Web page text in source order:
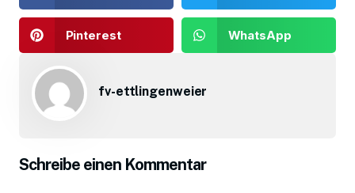
Pinterest WhatsApp
fv-ettlingenweier
Schreibe einen Kommentar